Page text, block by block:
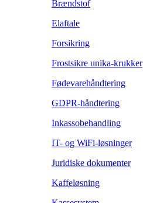
Brændstof
Elaftale
Forsikring
Frostsikre unika-krukker
Fødevarehåndtering
GDPR-håndtering
Inkassobehandling
IT- og WiFi-løsninger
Juridiske dokumenter
Kaffeløsning